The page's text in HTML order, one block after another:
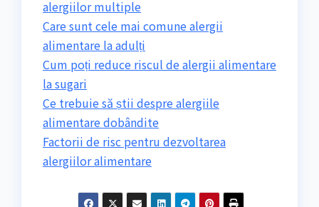
alergiilor multiple
Care sunt cele mai comune alergii
alimentare la adulți
Cum poți reduce riscul de alergii alimentare
la sugari
Ce trebuie să știi despre alergiile
alimentare dobândite
Factorii de risc pentru dezvoltarea
alergiilor alimentare